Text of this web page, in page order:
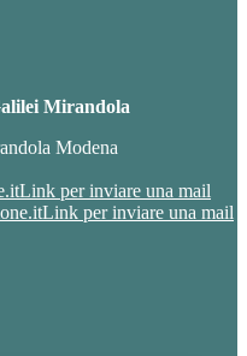
Mirandola
Modena
Link per inviare una mail
Link per inviare una mail